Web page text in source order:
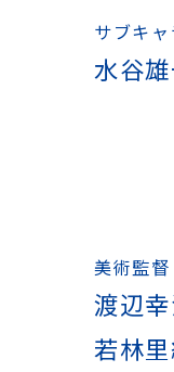
サブキ
水谷
美術監督
渡辺
若林